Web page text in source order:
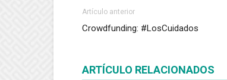
Artículo anterior
Crowdfunding: #LosCuidados
ARTÍCULO RELACIONADOS